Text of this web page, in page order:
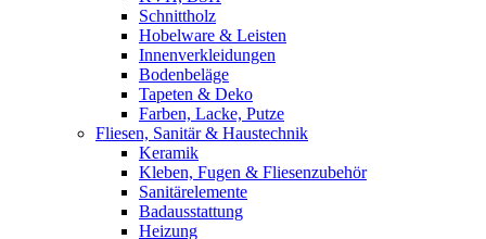
Schnittholz
Hobelware & Leisten
Innenverkleidungen
Bodenbeläge
Tapeten & Deko
Farben, Lacke, Putze
Fliesen, Sanitär & Haustechnik
Keramik
Kleben, Fugen & Fliesenzubehör
Sanitärelemente
Badausstattung
Heizung